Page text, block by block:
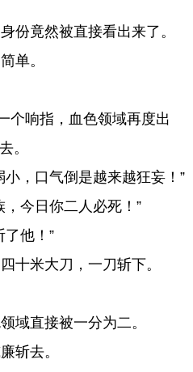
份竟然被直接看出来了。
单。
个响指，血色领域再度出
。
，口气倒是越来越狂妄！”
今日你二人必死！”
他！”
十米大刀，一刀斩下。
域直接被一分为二。
斩去。